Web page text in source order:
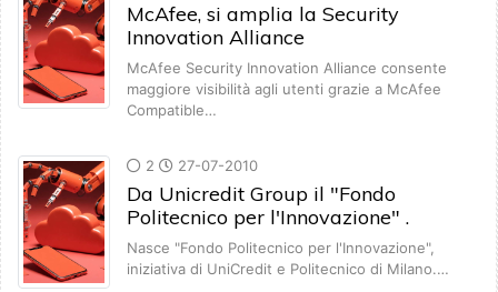
McAfee, si amplia la Security
Innovation Alliance
McAfee Security Innovation Alliance consente
maggiore visibilità agli utenti grazie a McAfee
Compatible…
2 27-07-2010
Da Unicredit Group il "Fondo
Politecnico per l'Innovazione" .
Nasce "Fondo Politecnico per l'Innovazione",
iniziativa di UniCredit e Politecnico di Milano.…